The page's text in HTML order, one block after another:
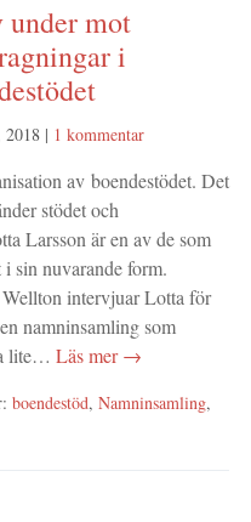
under mot
i
2018| 1 kommentar
av boendestödet. Det
stödet och
Larsson är en av de som
sin nuvarande form.
intervjuar Lotta för
namninsamling som
lite… Läs mer →
boendestöd, Namninsamling,